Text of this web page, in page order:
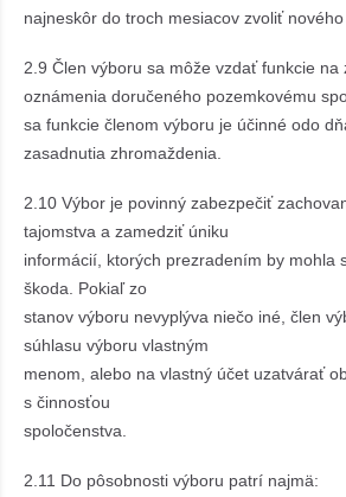
najneskôr do troch mesiacov zvoliť nového
2.9 Člen výboru sa môže vzdať funkcie
oznámenia doručeného pozemkovému
sa funkcie členom výboru je účinné odo
zasadnutia zhromaždenia.
2.10 Výbor je povinný zabezpečiť
tajomstva a zamedziť úniku
informácií, ktorých prezradením by mohla
škoda. Pokiaľ zo
stanov výboru nevyplýva niečo iné, člen
súhlasu výboru vlastným
menom, alebo na vlastný účet uzatvárať
s činnosťou
spoločenstva.
2.11 Do pôsobnosti výboru patrí najmä: